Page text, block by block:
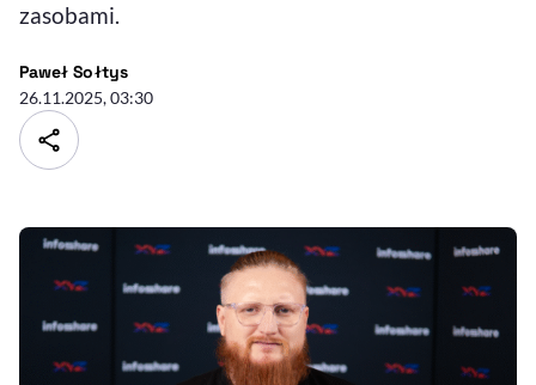
zasobami.
Paweł Sołtys- autor artykułu - profil
26.11.2025, 03:30